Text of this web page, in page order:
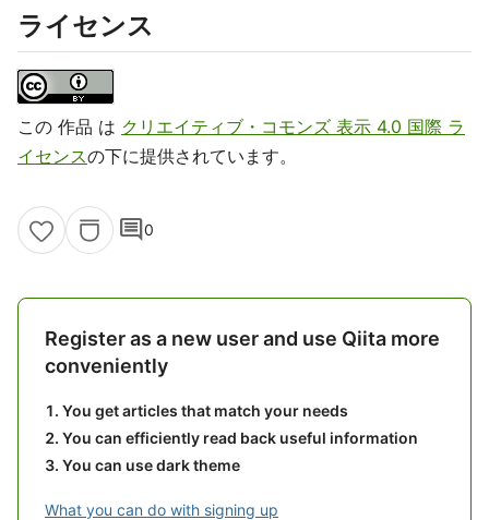
ライセンス
この 作品 は クリエイティブ・コモンズ 表示 4.0 国際 ラ
イセンスの下に提供されています。
comment0
Register as a new user and use Qiita more
conveniently
You get articles that match your needs
You can efficiently read back useful information
You can use dark theme
What you can do with signing up